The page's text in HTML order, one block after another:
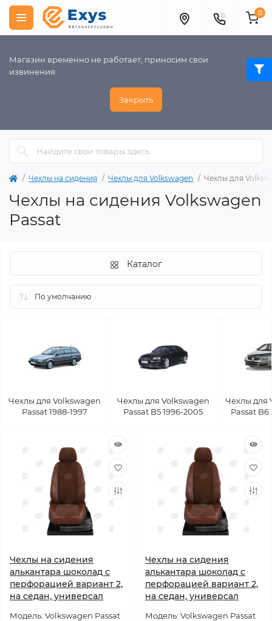
Магазин временно не работает, приносим свои
извинения
Закрыть
0
Чехлы на сидения Чехлы для Volkswagen Чехлы для
Чехлы на сидения Volkswagen
Passat
Каталог
Чехлы для Volkswagen
Passat 1988-1997
Чехлы для Volkswagen
Passat B5 1996-2005
Чехлы для
Passat B6
Чехлы на сидения
алькантара шоколад с
перфорацией вариант 2,
на седан, универсал
Модель: Volkswagen Passat
Чехлы на сидения
алькантара шоколад с
перфорацией вариант 2,
на седан, универсал
Модель: Volkswagen Passat